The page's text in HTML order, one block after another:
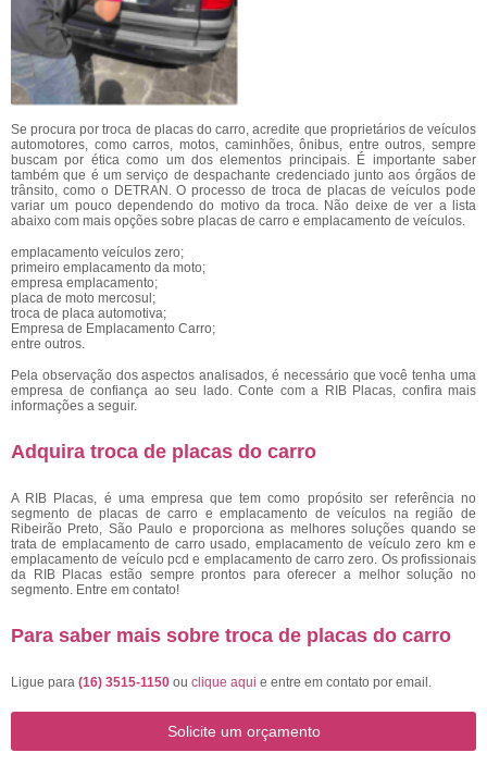
Se procura por troca de placas do carro, acredite que proprietários de veículos
automotores, como carros, motos, caminhões, ônibus, entre outros, sempre
buscam por ética como um dos elementos principais. É importante saber
também que é um serviço de despachante credenciado junto aos órgãos de
trânsito, como o DETRAN. O processo de troca de placas de veículos pode
variar um pouco dependendo do motivo da troca. Não deixe de ver a lista
abaixo com mais opções sobre placas de carro e emplacamento de veículos.
emplacamento veículos zero;
primeiro emplacamento da moto;
empresa emplacamento;
placa de moto mercosul;
troca de placa automotiva;
Empresa de Emplacamento Carro;
entre outros.
Pela observação dos aspectos analisados, é necessário que você tenha uma
empresa de confiança ao seu lado. Conte com a RIB Placas, confira mais
informações a seguir.
Adquira troca de placas do carro
A RIB Placas, é uma empresa que tem como propósito ser referência no
segmento de placas de carro e emplacamento de veículos na região de
Ribeirão Preto, São Paulo e proporciona as melhores soluções quando se
trata de emplacamento de carro usado, emplacamento de veículo zero km e
emplacamento de veículo pcd e emplacamento de carro zero. Os profissionais
da RIB Placas estão sempre prontos para oferecer a melhor solução no
segmento. Entre em contato!
Para saber mais sobre troca de placas do carro
Ligue para (16) 3515-1150 ou clique aqui e entre em contato por email.
Solicite um orçamento